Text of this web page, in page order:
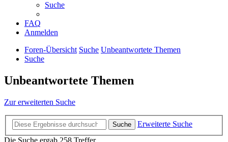
Suche
FAQ
Anmelden
Foren-Übersicht Suche Unbeantwortete Themen
Suche
Unbeantwortete Themen
Zur erweiterten Suche
Suche
Erweiterte Suche
Die Suche ergab 258 Treffer